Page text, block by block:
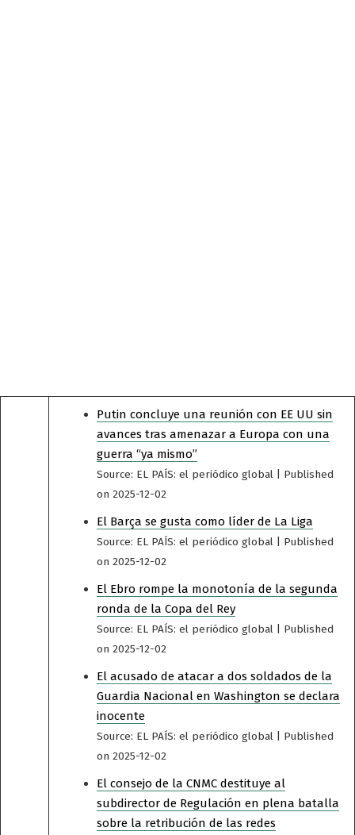
Putin concluye una reunión con EE UU sin
avances tras amenazar a Europa con una
guerra “ya mismo”
Source: EL PAÍS: el periódico global
Published
on 2025-12-02
El Barça se gusta como líder de La Liga
Source: EL PAÍS: el periódico global
Published
on 2025-12-02
El Ebro rompe la monotonía de la segunda
ronda de la Copa del Rey
Source: EL PAÍS: el periódico global
Published
on 2025-12-02
El acusado de atacar a dos soldados de la
Guardia Nacional en Washington se declara
inocente
Source: EL PAÍS: el periódico global
Published
on 2025-12-02
El consejo de la CNMC destituye al
subdirector de Regulación en plena batalla
sobre la retribución de las redes